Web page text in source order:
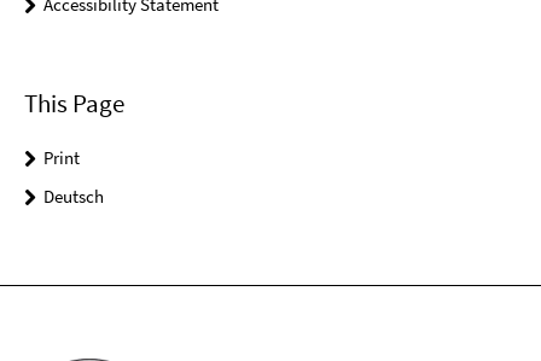
This Page
Print
Deutsch